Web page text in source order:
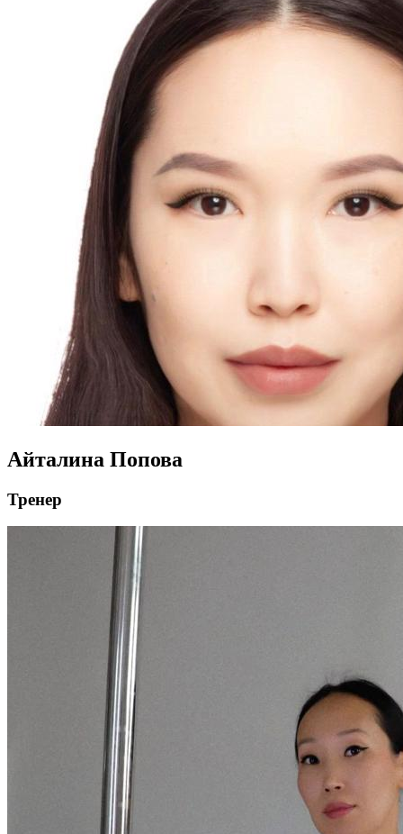
Айталина Попова
Тренер